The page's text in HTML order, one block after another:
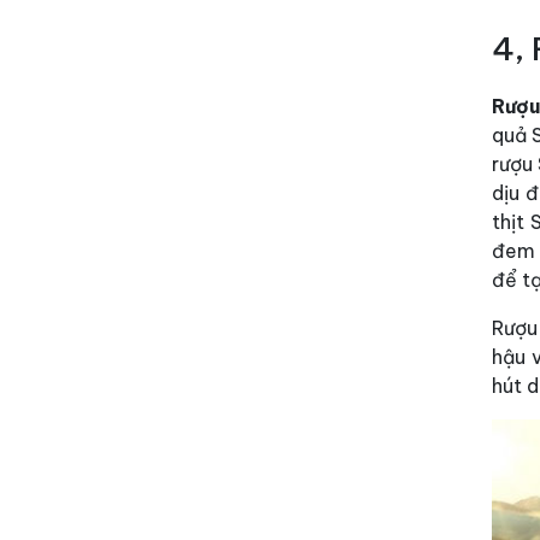
4,
quả
dịu
thịt
đem
để
hậu
hút